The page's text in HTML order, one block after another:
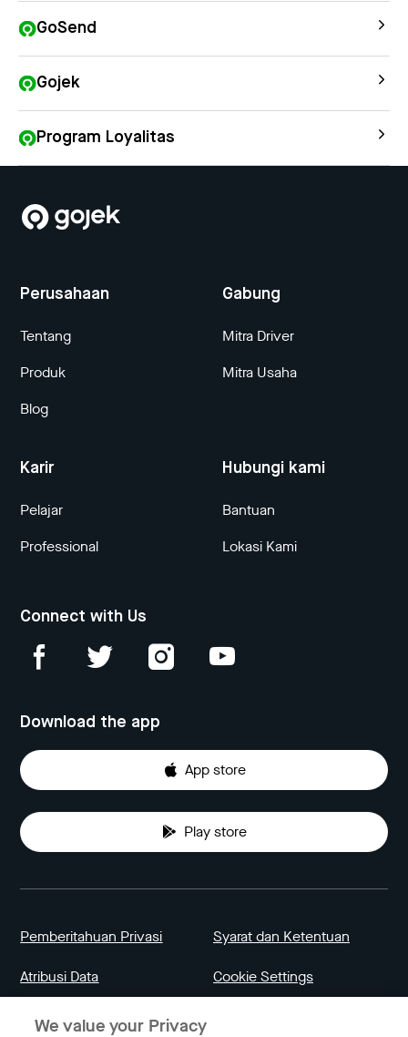
GoSend
Gojek
Program Loyalitas
Perusahaan
Tentang
Produk
Blog
Gabung
Mitra Driver
Mitra Usaha
Karir
Pelajar
Professional
Hubungi kami
Bantuan
Lokasi Kami
Connect with Us
Download the app
App store
Play store
Pemberitahuan Privasi Syarat dan Ketentuan
Atribusi Data Cookie Settings
We value your Privacy